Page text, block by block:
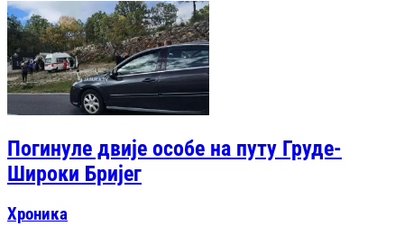
Погинуле двије особе на путу Груде-
Широки Бријег
Хроника